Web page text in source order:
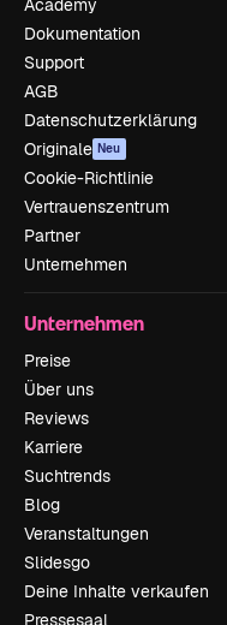
Academy
Dokumentation
Support
AGB
Datenschutzerklärung
Originale Neu
Cookie-Richtlinie
Vertrauenszentrum
Partner
Unternehmen
Unternehmen
Preise
Über uns
Reviews
Karriere
Suchtrends
Blog
Veranstaltungen
Slidesgo
Deine Inhalte verkaufen
Pressesaal